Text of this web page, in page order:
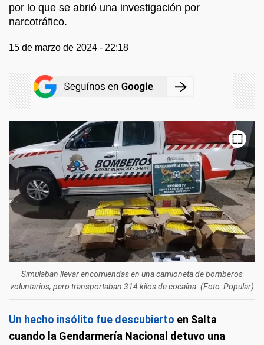
por lo que se abrió una investigación por
narcotráfico.
15 de marzo de 2024 - 22:18
Simulaban llevar encomiendas en una camioneta de bomberos
voluntarios, pero transportaban 314 kilos de cocaína. (Foto: Popular)
Un hecho insólito fue descubierto en Salta
cuando la Gendarmería Nacional detuvo una